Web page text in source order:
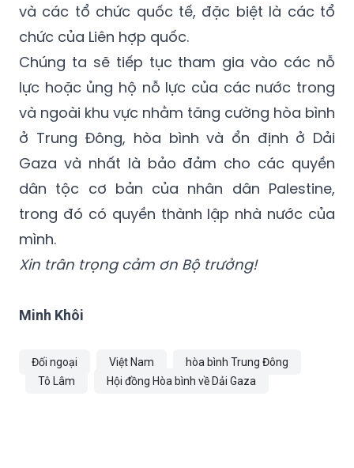
và các tổ chức quốc tế, đặc biệt là các tổ
chức của Liên hợp quốc.
Chúng ta sẽ tiếp tục tham gia vào các nỗ
lực hoặc ủng hộ nỗ lực của các nước trong
và ngoài khu vực nhằm tăng cường hòa bình
ở Trung Đông, hòa bình và ổn định ở Dải
Gaza và nhất là bảo đảm cho các quyền
dân tộc cơ bản của nhân dân Palestine,
trong đó có quyền thành lập nhà nước của
mình.
Xin trân trọng cảm ơn Bộ trưởng!
Minh Khôi
Đối ngoại Việt Nam
hòa bình Trung Đông
Tô Lâm
Hội đồng Hòa bình về Dải Gaza